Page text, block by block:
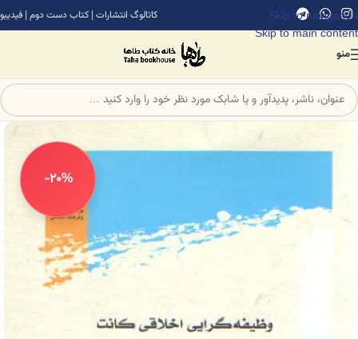
Skip to navigation
Skip to main content
کاتالوگ انتشارات | کتاب دست دوم | فیدیبو
منو
-20%